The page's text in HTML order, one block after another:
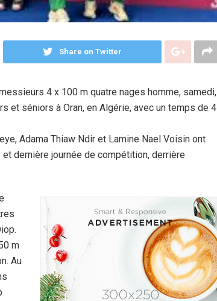
Share on Twitter
4 x 100 m quatre nages homme, samedi,
et séniors à Oran, en Algérie, avec un temps de 4
Adama Thiaw Ndir et Lamine Nael Voisin ont
dernière journée de compétition, derrière
m
Au